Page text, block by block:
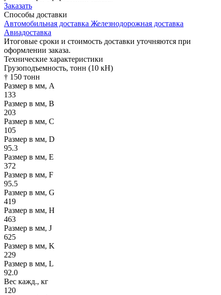
Заказать
Способы доставки
Автомобильная доставка Железнодорожная доставка
Авиадоставка
Итоговые сроки и стоимость доставки уточняются при
оформлении заказа.
Технические характеристики
Грузоподъемность, тонн (10 кН)
† 150 тонн
Размер в мм, А
133
Размер в мм, В
203
Размер в мм, С
105
Размер в мм, D
95.3
Размер в мм, E
372
Размер в мм, F
95.5
Размер в мм, G
419
Размер в мм, H
463
Размер в мм, J
625
Размер в мм, K
229
Размер в мм, L
92.0
Вес кажд., кг
120